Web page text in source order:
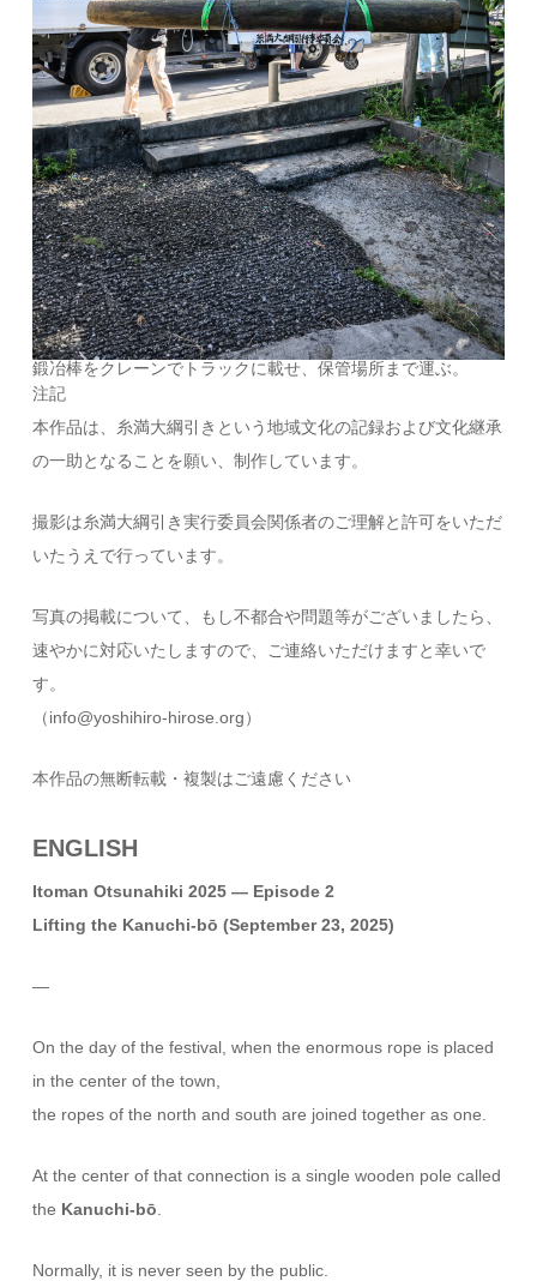
鍛冶棒をクレーンでトラックに載せ、保管場所まで運ぶ。
注記
本作品は、糸満大綱引きという地域文化の記録および文化継承
の一助となることを願い、制作しています。
撮影は糸満大綱引き実行委員会関係者のご理解と許可をいただ
いたうえで行っています。
写真の掲載について、もし不都合や問題等がございましたら、
速やかに対応いたしますので、ご連絡いただけますと幸いで
す。
（info@yoshihiro-hirose.org）
本作品の無断転載・複製はご遠慮ください
ENGLISH
Itoman Otsunahiki 2025 — Episode 2
Lifting the Kanuchi-bō (September 23, 2025)
—
On the day of the festival, when the enormous rope is placed
in the center of the town,
the ropes of the north and south are joined together as one.
At the center of that connection is a single wooden pole called
the Kanuchi-bō
Normally, it is never seen by the public.